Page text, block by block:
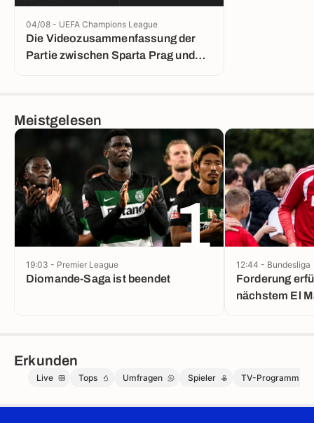
Die Videozusammenfassung der
Partie zwischen Sparta Prag und
04/08 - UEFA Champions League
Meistgelesen
1
Diomande-Saga ist beendet
19:03 - Premier League
Forderung erfüllt:
nächstem El
12:44 - Bundesliga
Erkunden
Live Tops Umfragen Spieler TV-Programm